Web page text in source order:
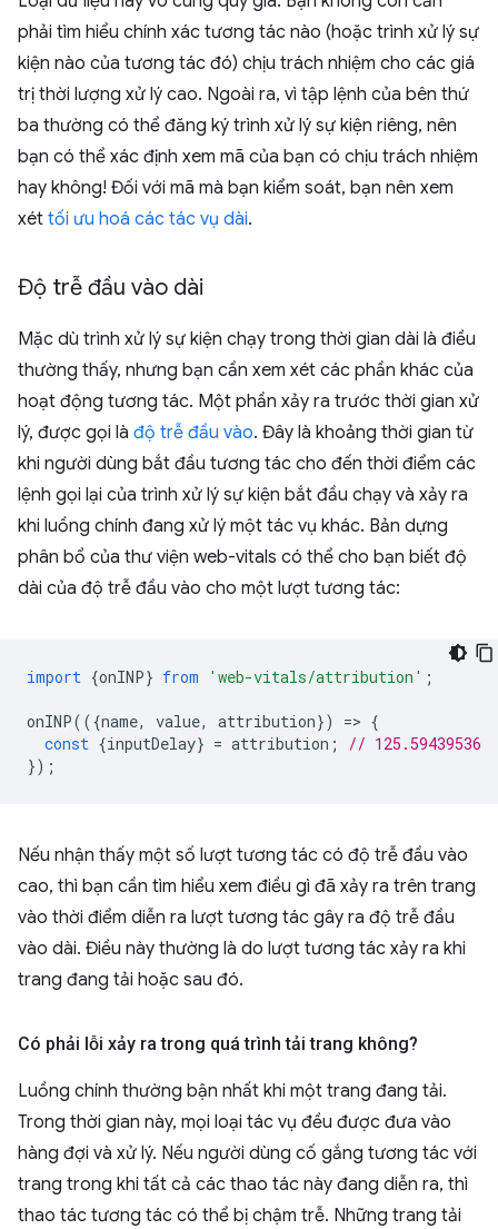
phải tìm hiểu chính xác tương tác nào (hoặc trình xử lý sự
kiện nào của tương tác đó) chịu trách nhiệm cho các giá
trị thời lượng xử lý cao. Ngoài ra, vì tập lệnh của bên thứ
ba thường có thể đăng ký trình xử lý sự kiện riêng, nên
bạn có thể xác định xem mã của bạn có chịu trách nhiệm
hay không! Đối với mã mà bạn kiểm soát, bạn nên xem
xét tối ưu hoá các tác vụ dài.
Độ trễ đầu vào dài
Mặc dù trình xử lý sự kiện chạy trong thời gian dài là điều
thường thấy, nhưng bạn cần xem xét các phần khác của
hoạt động tương tác. Một phần xảy ra trước thời gian xử
lý, được gọi là độ trễ đầu vào. Đây là khoảng thời gian từ
khi người dùng bắt đầu tương tác cho đến thời điểm các
lệnh gọi lại của trình xử lý sự kiện bắt đầu chạy và xảy ra
khi luồng chính đang xử lý một tác vụ khác. Bản dựng
phân bổ của thư viện web-vitals có thể cho bạn biết độ
dài của độ trễ đầu vào cho một lượt tương tác:
import {onINP} from 'web-vitals/attribution' ;
onINP(({name, value, attribution}) => {
const {inputDelay} = attribution ;
// 125.59439536
});
Nếu nhận thấy một số lượt tương tác có độ trễ đầu vào
cao, thì bạn cần tìm hiểu xem điều gì đã xảy ra trên trang
vào thời điểm diễn ra lượt tương tác gây ra độ trễ đầu
vào dài. Điều này thường là do lượt tương tác xảy ra khi
trang đang tải hoặc sau đó.
Có phải lỗi xảy ra trong quá trình tải trang không?
Luồng chính thường bận nhất khi một trang đang tải.
Trong thời gian này, mọi loại tác vụ đều được đưa vào
hàng đợi và xử lý. Nếu người dùng cố gắng tương tác với
trang trong khi tất cả các thao tác này đang diễn ra, thì
thao tác tương tác có thể bị chậm trễ. Những trang tải